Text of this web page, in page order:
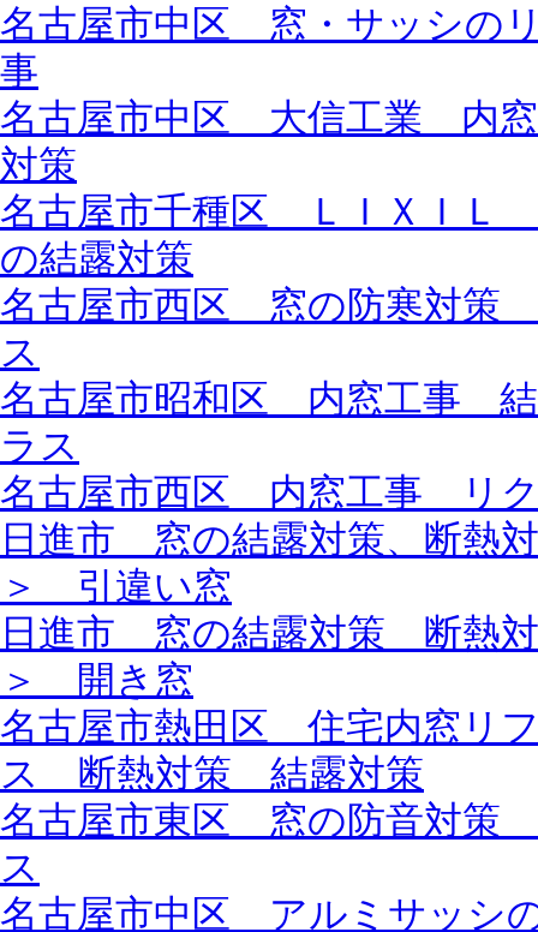
名古屋市中区 窓・サッシの
事
名古屋市中区 大信工業 内
対策
名古屋市千種区 ＬＩＸＩＬ
の結露対策
名古屋市西区 窓の防寒対策
ス
名古屋市昭和区 内窓工事
ラス
名古屋市西区 内窓工事 リ
日進市 窓の結露対策、断熱
＞ 引違い窓
日進市 窓の結露対策 断熱
＞ 開き窓
名古屋市熱田区 住宅内窓リ
ス 断熱対策 結露対策
名古屋市東区 窓の防音対策
ス
名古屋市中区 アルミサッシ